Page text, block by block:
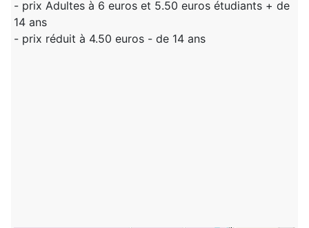
- prix Adultes à 6 euros et 5.50 euros étudiants + de
14 ans
- prix réduit à 4.50 euros - de 14 ans